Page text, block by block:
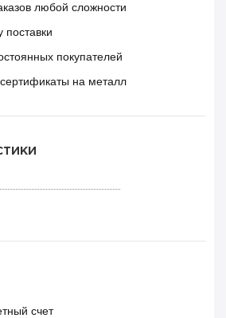
любой сложности
покупателей
на металл
счет